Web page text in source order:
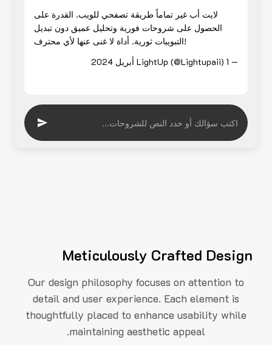
لايت أب غير تماماً طريقة تصفحي للويب. القدرة على
الحصول على شروحات فورية وتحليل عميق دون تبديل
التبويبات ثورية. أداة لا غنى عنها لأي محترف!
— LightUp (@Lightupaii) 1 أبريل 2024
Meticulously Crafted Design
Our design philosophy focuses on attention to
detail and user experience. Each element is
thoughtfully placed to enhance usability while
maintaining aesthetic appeal.